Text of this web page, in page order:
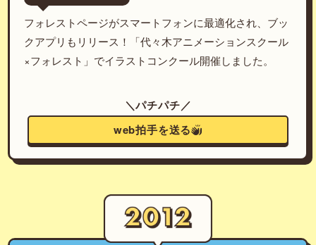
フォレストページがスマートフォンに最適化され、ブッ
クアプリもリリース！「代々木アニメーションスクール
×フォレスト」でイラストコンクール開催しました。
＼パチパチ／
web拍手を送る